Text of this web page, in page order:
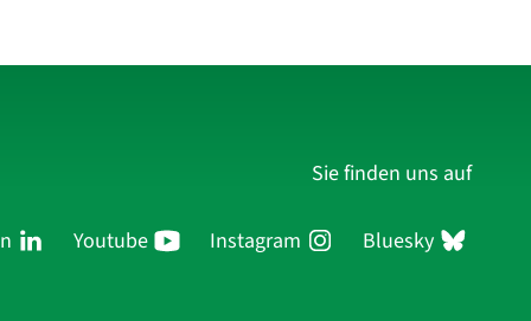
Sie finden uns auf
Youtube Instagram Bluesky